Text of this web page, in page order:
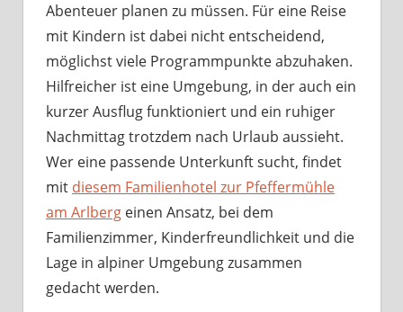
Abenteuer planen zu müssen. Für eine Reise
mit Kindern ist dabei nicht entscheidend,
möglichst viele Programmpunkte abzuhaken.
Hilfreicher ist eine Umgebung, in der auch ein
kurzer Ausflug funktioniert und ein ruhiger
Nachmittag trotzdem nach Urlaub aussieht.
Wer eine passende Unterkunft sucht, findet
mit diesem Familienhotel zur Pfeffermühle
am Arlberg einen Ansatz, bei dem
Familienzimmer, Kinderfreundlichkeit und die
Lage in alpiner Umgebung zusammen
gedacht werden.